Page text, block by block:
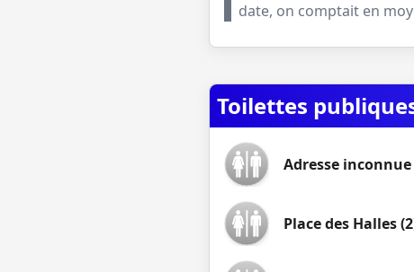
date, on comptait en
Toilettes
Adresse
Place des Halles